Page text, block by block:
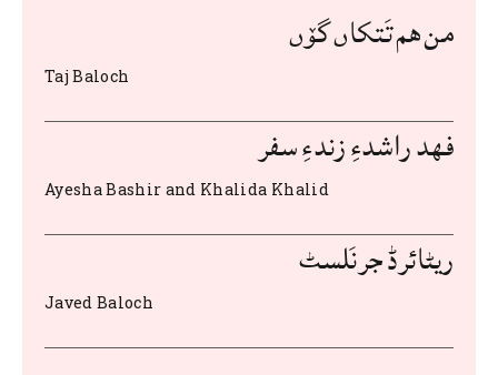
o
o
k
st
من هم تَتکاں گۆں
Taj Baloch
فهد راشدءِ زندءِ سفر
Ayesha Bashir and Khalida Khalid
ریٹائرڈ جرنَلسٹ
Javed Baloch